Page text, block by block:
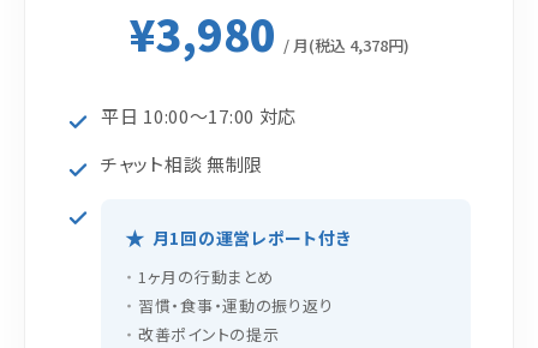
¥3,980 / 月(税込 4,378円)
平日 10:00〜17:00 対応
チャット相談 無制限
月1回の運営レポート付き
1ヶ月の行動まとめ
習慣・食事・運動の振り返り
改善ポイントの提示